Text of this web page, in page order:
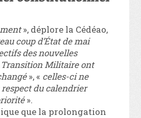
», déplore la Cédéao,
coup d’État de mai
des nouvelles
Militaire ont
», « celles-ci ne
du calendrier
».
que la prolongation